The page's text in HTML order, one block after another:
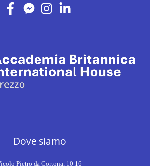
Dove siamo
Pietro da Cortona, 10-16